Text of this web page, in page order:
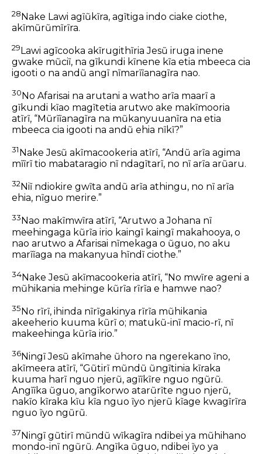
28Nake Lawi agĩũkĩra, agĩtiga indo ciake ciothe,
akĩmũrũmĩrĩra.
29 Lawi agĩcooka akĩrugithĩria Jesũ iruga inene
gwake mũciĩ, na gĩkundi kĩnene kĩa etia mbeeca cia
igooti o na andũ angĩ nĩmarĩĩanagĩra nao.
30 No Afarisai na arutani a watho arĩa maarĩ a
gĩkundi kĩao magĩtetia arutwo ake makĩmooria
atĩrĩ, “Mũrĩĩanagĩra na mũkanyuuanĩra na etia
mbeeca cia igooti na andũ ehia nĩkĩ?”
31Nake Jesũ akĩmacookeria atĩrĩ, “Andũ arĩa agima
mĩĩrĩ tio mabataragio nĩ ndagĩtarĩ, no nĩ arĩa arũaru.
32 Niĩ ndiokire gwĩta andũ arĩa athingu, no nĩ arĩa
ehia, nĩguo merire.”
33 Nao makĩmwĩra atĩrĩ, “Arutwo a Johana nĩ
meehingaga kũrĩa irio kaingĩ kaingĩ makahooya, o
nao arutwo a Afarisai nĩmekaga o ũguo, no aku
marĩĩaga na makanyua hĩndĩ ciothe.”
34Nake Jesũ akĩmacookeria atĩrĩ, “No mwĩre ageni a
mũhikania mehinge kũrĩa rĩrĩa e hamwe nao?
35 No rĩrĩ, ihinda nĩrĩgakinya rĩrĩa mũhikania
akeeherio kuuma kũrĩ o; matukũ-inĩ macio-rĩ, nĩ
makeehinga kũrĩa irio.”
36Ningĩ Jesũ akĩmahe ũhoro na ngerekano ĩno,
akĩmeera atĩrĩ, “Gũtirĩ mũndũ ũngĩtinia kĩraka
kuuma harĩ nguo njerũ, agĩĩkĩre nguo ngũrũ.
Angĩĩka ũguo, angĩkorwo atarũrĩte nguo njerũ,
nakĩo kĩraka kĩu kĩa nguo ĩyo njerũ kĩage kwagĩrĩra
nguo ĩyo ngũrũ.
37Ningĩ gũtirĩ mũndũ wĩkagĩra ndibei ya mũhihano
mondo-inĩ ngũrũ. Angĩka ũguo, ndibei ĩyo ya